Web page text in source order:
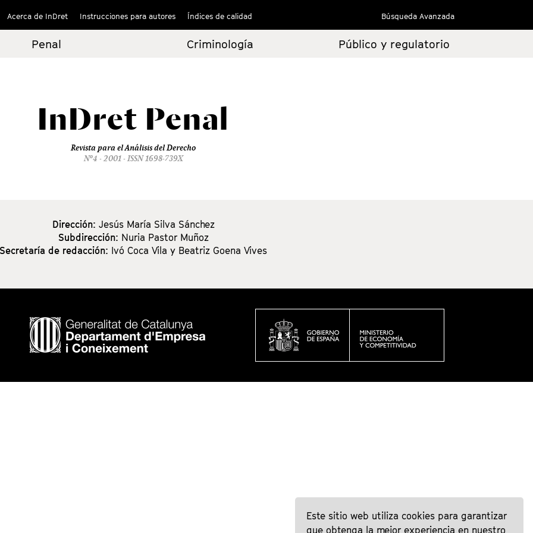
Acerca de InDret Instrucciones para autores Índices de calidad Búsqueda Avanzada
Penal Criminología Público y regulatorio
InDret Penal
Revista para el Análisis del Derecho
Nº4 - 2001 - ISSN 1698-739X
Dirección: Jesús María Silva Sánchez
Subdirección: Nuria Pastor Muñoz
Secretaría de redacción: Ivó Coca Vila y Beatriz Goena Vives
Este sitio web utiliza cookies para garantizar
que obtenga la mejor experiencia en nuestro